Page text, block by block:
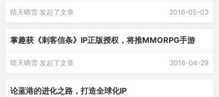
晴天晒雪 发起了文章 2016-05-03
掌趣获《刺客信条》IP正版授权，将推MMORPG手游
晴天晒雪 发起了文章 2016-04-29
论蓝港的进化之路，打造全球化IP